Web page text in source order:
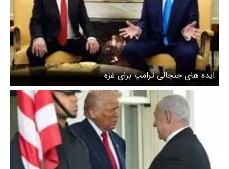
ایده های جنجالی ترامپ برای غزه